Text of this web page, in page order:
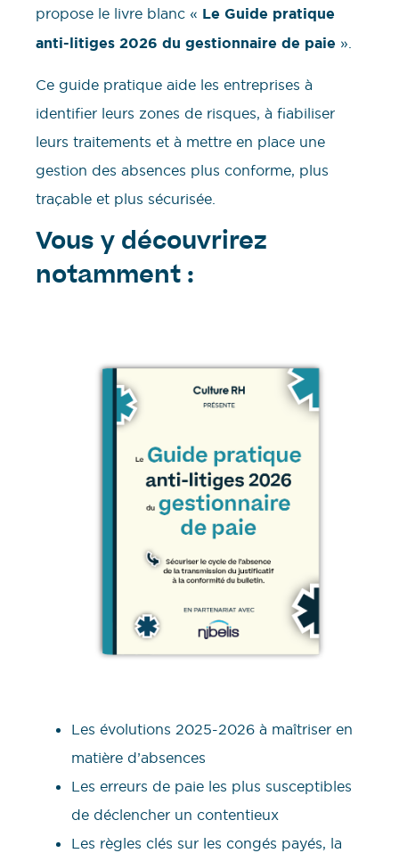
propose le livre blanc « Le Guide pratique
anti-litiges 2026 du gestionnaire de paie ».
Ce guide pratique aide les entreprises à
identifier leurs zones de risques, à fiabiliser
leurs traitements et à mettre en place une
gestion des absences plus conforme, plus
traçable et plus sécurisée.
Vous y découvrirez
notamment :
Les évolutions 2025-2026 à maîtriser en
matière d’absences
Les erreurs de paie les plus susceptibles
de déclencher un contentieux
Les règles clés sur les congés payés, la